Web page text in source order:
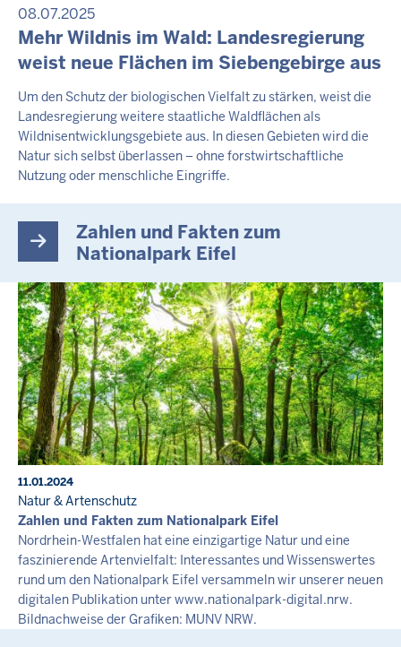
08.07.2025
Mehr Wildnis im Wald: Landesregierung
weist neue Flächen im Siebengebirge aus
Um den Schutz der biologischen Vielfalt zu stärken, weist die
Landesregierung weitere staatliche Waldflächen als
Wildnisentwicklungsgebiete aus. In diesen Gebieten wird die
Natur sich selbst überlassen – ohne forstwirtschaftliche
Nutzung oder menschliche Eingriffe.
Zahlen und Fakten zum
Nationalpark Eifel
11.01.2024
Natur & Artenschutz
Zahlen und Fakten zum Nationalpark Eifel
Nordrhein-Westfalen hat eine einzigartige Natur und eine
faszinierende Artenvielfalt: Interessantes und Wissenswertes
rund um den Nationalpark Eifel versammeln wir unserer neuen
digitalen Publikation unter www.nationalpark-digital.nrw.
Bildnachweise der Grafiken: MUNV NRW.